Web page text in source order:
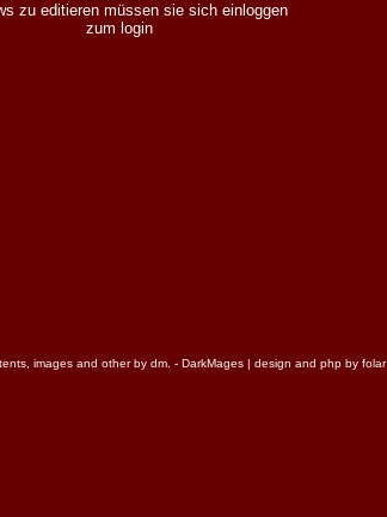
zu editieren müssen sie sich einloggen
zum login
images and other by dm. - DarkMages | design and php by folar